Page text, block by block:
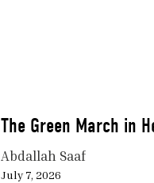
The Green March in
Abdallah Saaf
July 7, 2026